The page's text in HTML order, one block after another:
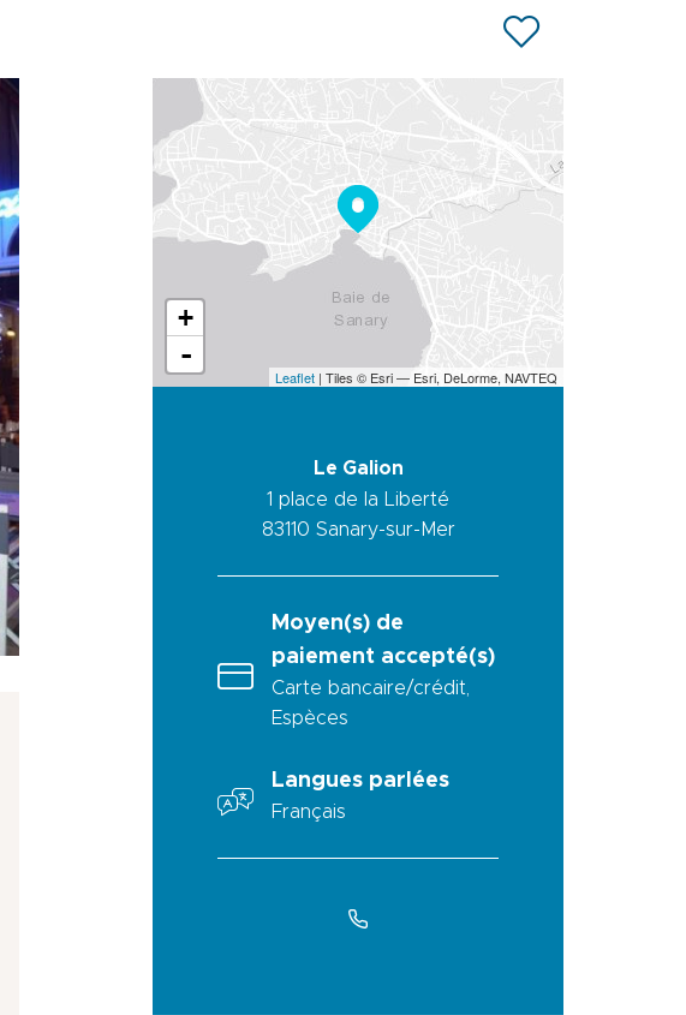
+
-
Leaflet | Tiles © Esri — Esri, DeLorme, NAVTEQ
Le Galion
1 place de la Liberté
83110 Sanary-sur-Mer
Moyen(s) de
paiement accepté(s)
Carte bancaire/crédit,
Espèces
Langues parlées
Français